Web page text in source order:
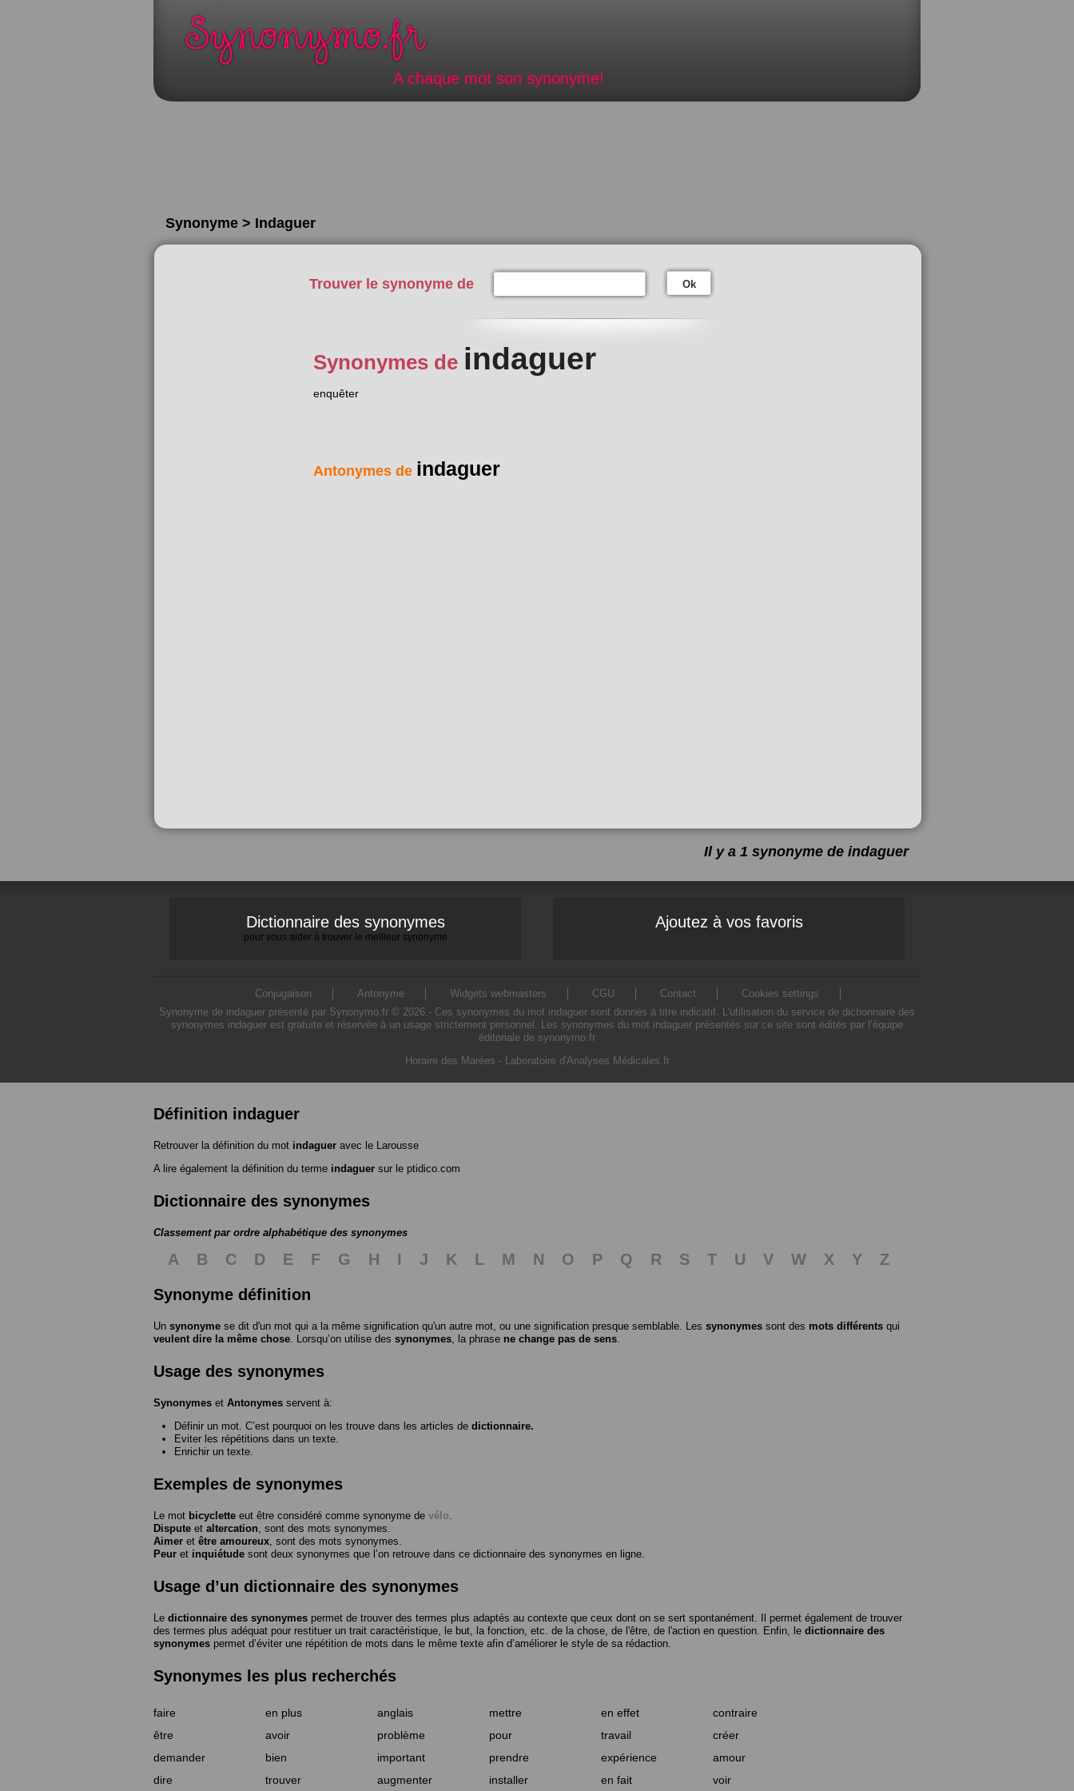
A chaque mot son synonyme!
Synonyme > Indaguer
Trouver le synonyme de Ok
Synonymes de indaguer
enquêter
Antonymes de indaguer
Il y a 1 synonyme de indaguer
Dictionnaire des synonymes
pour vous aider à trouver le meilleur synonyme
Ajoutez à vos favoris
Conjugaison Antonyme Widgets webmasters CGU Contact
Cookies settings
Synonyme de indaguer présenté par Synonymo.fr © 2026 - Ces synonymes du mot indaguer sont donnés à titre indicatif. L'utilisation du service de dictionnaire des
synonymes indaguer est gratuite et réservée à un usage strictement personnel. Les synonymes du mot indaguer présentés sur ce site sont édités par l’équipe
éditoriale de synonymo.fr
Horaire des Marées - Laboratoire d'Analyses Médicales.fr
Définition indaguer
Retrouver la définition du mot indaguer avec le Larousse
A lire également la définition du terme indaguer sur le ptidico.com
Dictionnaire des synonymes
Classement par ordre alphabétique des synonymes
A B C D E F G H I J K L M N O P Q R S T U V W X Y
Z
Synonyme définition
Un synonyme se dit d'un mot qui a la même signification qu'un autre mot, ou une signification presque semblable. Les synonymes sont des mots différents qui
veulent dire la même chose . Lorsqu’on utilise des synonymes , la phrase ne change pas de sens
Usage des synonymes
Synonymes et Antonymes servent à:
Définir un mot. C’est pourquoi on les trouve dans les articles de dictionnaire.
Eviter les répétitions dans un texte.
Enrichir un texte.
Exemples de synonymes
Le mot bicyclette eut être considéré comme synonyme de vélo
Dispute et altercation , sont des mots synonymes.
Aimer et être amoureux , sont des mots synonymes.
Peur et inquiétude sont deux synonymes que l’on retrouve dans ce dictionnaire des synonymes en ligne.
Usage d’un dictionnaire des synonymes
Le dictionnaire des synonymes permet de trouver des termes plus adaptés au contexte que ceux dont on se sert spontanément. Il permet également de trouver
des termes plus adéquat pour restituer un trait caractéristique, le but, la fonction, etc. de la chose, de l'être, de l'action en question. Enfin, le dictionnaire des
synonymes permet d’éviter une répétition de mots dans le même texte afin d’améliorer le style de sa rédaction.
Synonymes les plus recherchés
faire en plus anglais mettre en effet
contraire
être
avoir problème pour travail
créer
demander
bien important prendre expérience
amour
dire
trouver augmenter installer en fait voir